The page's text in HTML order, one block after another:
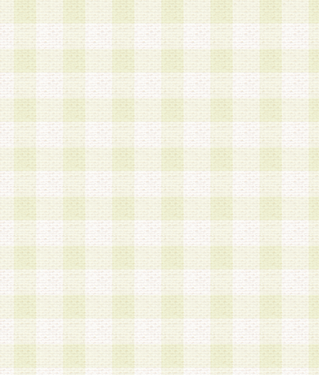
第5条 会員の登録情報
1.当社は、会員の登録情報に含まれる氏名・住所
アドレス等会員個人を識別できる情報を当社が別
シーポリシー
」に基づき適切に取り扱うものとし
は、当該個人情報を以下の各号に定める目的に利
す。なお、これら事項以外の目的で個人情報を利
かじめ会員の同意を得たうえで利用するものとし
a.本サービスの実施または運営
b.本サービスに係る謝礼、景品、調査サンプル品
c.会員からの電話、メール等の問い合わせなどへ
d.その他これらに付随する業務
2.当社は、会員個人を識別することのできる情報
会員情報を本人の承諾なく第三者に開示すること
人を識別できる情報について第三者に開示または
社は事前に会員本人の同意を得るものとします。
3.前項の定めに拘わらず、当社は、以下の目的に
意を 得ることなく、会員個人を識別できる情報
づき選定した委託業者に対して当社の責任におい
できるものとします。な お、当社は、当該委託